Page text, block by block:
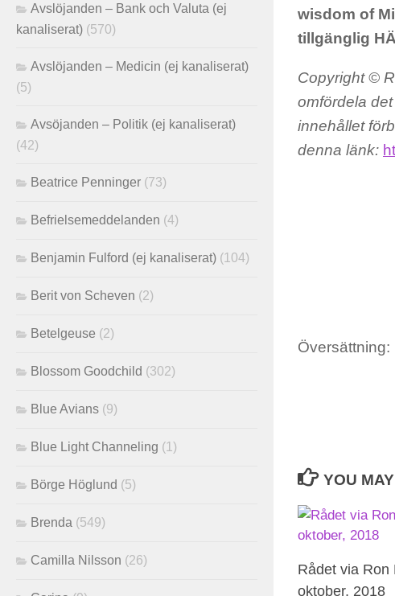
wisdom of
tillgänglig
Copyright ©
omfördela
innehållet
denna länk:
Översättning:
YOU
Rådet via Ron
oktober, 2018
Avslöjanden – Bank och Valuta (ej
kanaliserat) (570)
Avslöjanden – Medicin (ej kanaliserat)
(5)
Avsöjanden – Politik (ej kanaliserat)
(42)
Beatrice Penninger (73)
Befrielsemeddelanden (4)
Benjamin Fulford (ej kanaliserat) (104)
Berit von Scheven (2)
Betelgeuse (2)
Blossom Goodchild (302)
Blue Avians (9)
Blue Light Channeling (1)
Börge Höglund (5)
Brenda (549)
Camilla Nilsson (26)